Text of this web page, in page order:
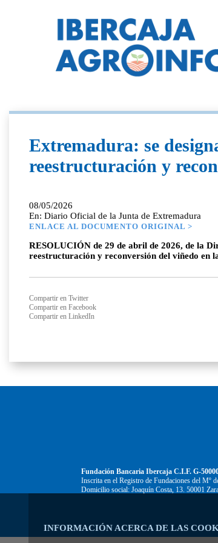
INFORMACIÓN ACERCA DE LAS
Extremadura: se
reestructuración y
08/05/2026
En: Diario Oficial de la Junta de Extremadura
ENLACE AL DOCUMENTO ORIGINAL >
RESOLUCIÓN de 29 de abril de 2026, de la
reestructuración y reconversión del viñedo en
Compartir en Twitter
Compartir en Facebook
Compartir en LinkedIn
Fundación Bancaria Ibercaja C.I.F. G-
Inscrita en el Registro de Fundaciones del Mº
Domicilio social: Joaquín Costa, 13. 50001